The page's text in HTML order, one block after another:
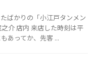
ばかりの「小江戸タンメン
介 店内 来店した時刻は平
あってか、先客 ...